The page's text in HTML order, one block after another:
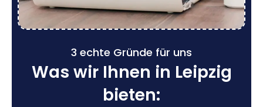
3 echte Gründe für uns
Was wir Ihnen in Leipzig
bieten: